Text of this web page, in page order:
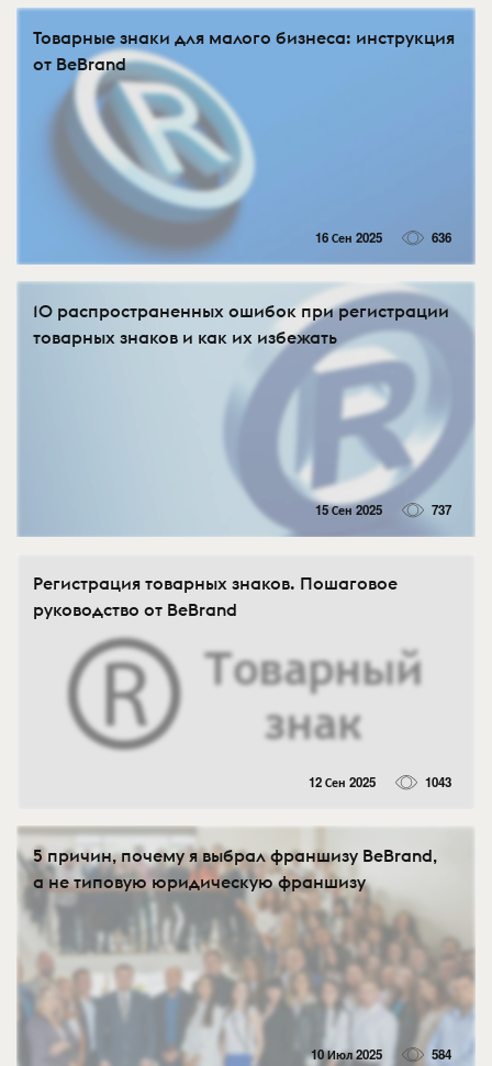
Товарные знаки для малого бизнеса: инструкция
от BeBrand
16 Сен 2025 636
10 распространенных ошибок при регистрации
товарных знаков и как их избежать
15 Сен 2025 737
Регистрация товарных знаков. Пошаговое
руководство от BeBrand
12 Сен 2025 1043
5 причин, почему я выбрал франшизу BeBrand,
а не типовую юридическую франшизу
10 Июл 2025 584